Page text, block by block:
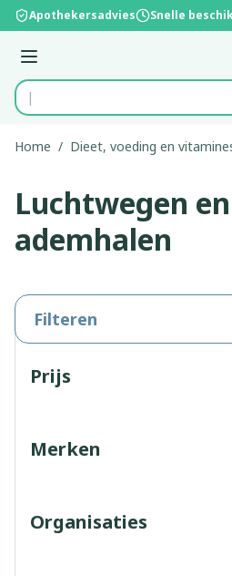
Ga naar de inhoud
Apothekersadvies Snelle
Menu
Product, merk, categorie...
Home / Dieet, voeding en
Luchtwegen en
ademhalen
Filteren
Prijs
Merken
Organisaties